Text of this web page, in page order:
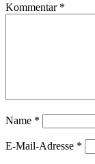
Kommentar *
Name *
E-Mail-Adresse *